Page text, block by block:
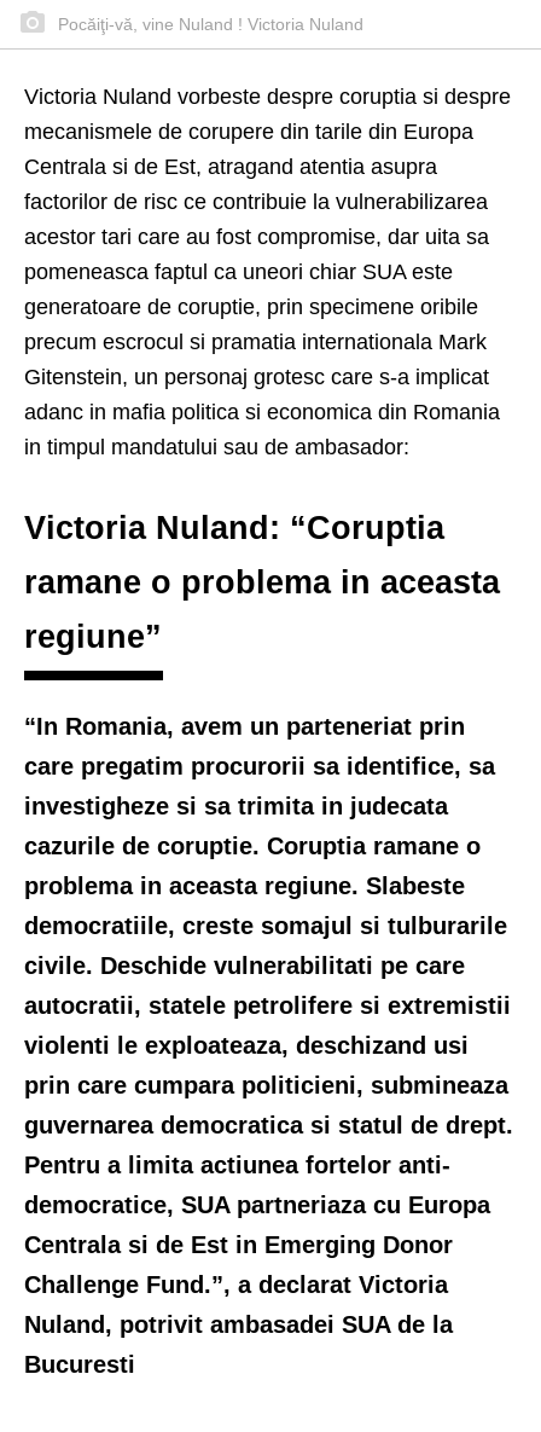
Pocăiţi-vă, vine Nuland ! Victoria Nuland
Victoria Nuland vorbeste despre coruptia si despre
mecanismele de corupere din tarile din Europa
Centrala si de Est, atragand atentia asupra
factorilor de risc ce contribuie la vulnerabilizarea
acestor tari care au fost compromise, dar uita sa
pomeneasca faptul ca uneori chiar SUA este
generatoare de coruptie, prin specimene oribile
precum escrocul si pramatia internationala Mark
Gitenstein, un personaj grotesc care s-a implicat
adanc in mafia politica si economica din Romania
in timpul mandatului sau de ambasador:
Victoria Nuland: “Coruptia‬
ramane o problema in aceasta
regiune”
“In Romania, avem un parteneriat prin
care pregatim procurorii sa identifice, sa
investigheze si sa trimita in judecata
cazurile de coruptie. Coruptia‬ramane o
problema in aceasta regiune. Slabeste
democratiile, creste somajul si tulburarile
civile. Deschide vulnerabilitati pe care
autocratii, statele petrolifere si extremistii
violenti le exploateaza, deschizand usi
prin care cumpara politicieni, submineaza
guvernarea democratica si statul de drept.
Pentru a limita actiunea fortelor anti-
democratice, SUA partneriaza cu Europa
Centrala si de Est in Emerging Donor
Challenge Fund.”, a declarat Victoria
Nuland, potrivit ambasadei SUA de la
Bucuresti